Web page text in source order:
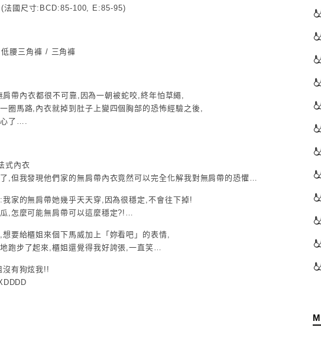
國尺寸:BCD:85-100, E:85-95)
腰三角褲 / 三角褲
帶內衣都很不可靠,因為一朝被蛇咬,終年怕草繩,
圈馬路,內衣就掉到肚子上變四個胸部的恐怖經驗之後,
心了….
式內衣
,但我發現他們家的無肩帶內衣竟然可以完全化解我對無肩帶的恐懼…
家的無肩帶她幾乎天天穿,因為很穩定,不會往下掉!
,怎麼可能無肩帶可以這麼穩定?!…
要給櫃姐來個下馬威加上「妳看吧」的表情,
跑步了起來,櫃姐還覺得我好誇張,一直笑…
沒有狗炫我!!